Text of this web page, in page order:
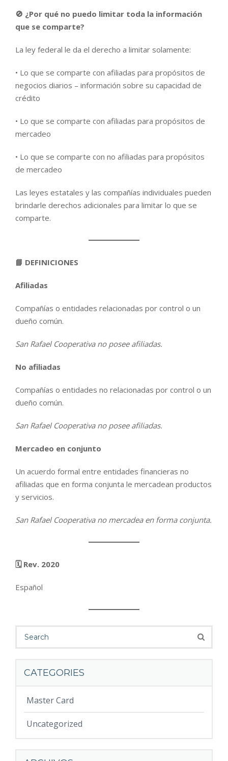
🚫 ¿Por qué no puedo limitar toda la información
que se comparte?
La ley federal le da el derecho a limitar solamente:
• Lo que se comparte con afiliadas para propósitos de
negocios diarios – información sobre su capacidad de
crédito
• Lo que se comparte con afiliadas para propósitos de
mercadeo
• Lo que se comparte con no afiliadas para propósitos
de mercadeo
Las leyes estatales y las compañías individuales pueden
brindarle derechos adicionales para limitar lo que se
comparte.
📘 DEFINICIONES
Afiliadas
Compañías o entidades relacionadas por control o un
dueño común.
San Rafael Cooperativa no posee afiliadas.
No afiliadas
Compañías o entidades no relacionadas por control o un
dueño común.
San Rafael Cooperativa no posee afiliadas.
Mercadeo en conjunto
Un acuerdo formal entre entidades financieras no
afiliadas que en forma conjunta le mercadean productos
y servicios.
San Rafael Cooperativa no mercadea en forma conjunta.
🗓️ Rev. 2020
Español
CATEGORIES
Master Card
Uncategorized